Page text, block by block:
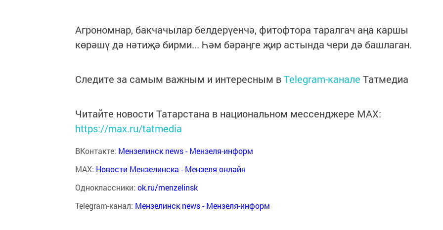
Агрономнар, бакчачылар белдерүенчә, фитофтора таралгач аңа каршы
көрәшү дә нәтиҗә бирми... Һәм бәрәңге җир астында чери дә башлаган.
Следите за самым важным и интересным вTelegram-канале Татмедиа
Читайте новости Татарстана в национальном мессенджере MАХ:
https://max.ru/tatmedia
ВКонтакте: Мензелинск news - Мензеля-информ
MAX: Новости Мензелинска - Мензеля онлайн
Одноклассники: ok.ru/menzelinsk
Telegram-канал: Мензелинск news - Мензеля-информ